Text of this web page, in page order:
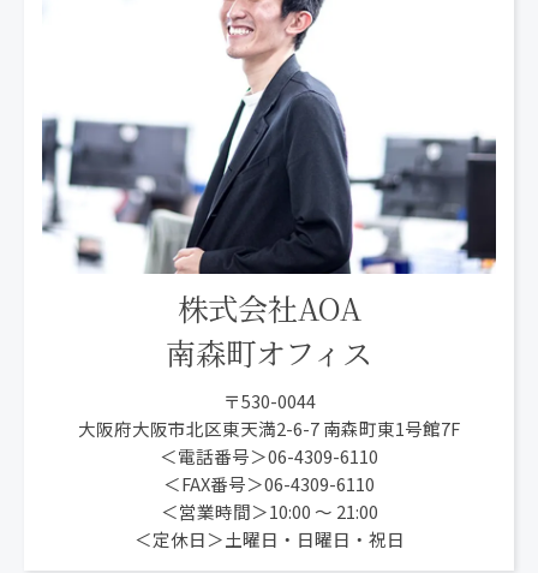
株式会社AOA
南森町オフィス
〒530-0044
大阪府大阪市北区東天満2-6-7 南森町東1号館7F
＜電話番号＞06-4309-6110
＜FAX番号＞06-4309-6110
＜営業時間＞10:00 〜 21:00
＜定休日＞土曜日・日曜日・祝日